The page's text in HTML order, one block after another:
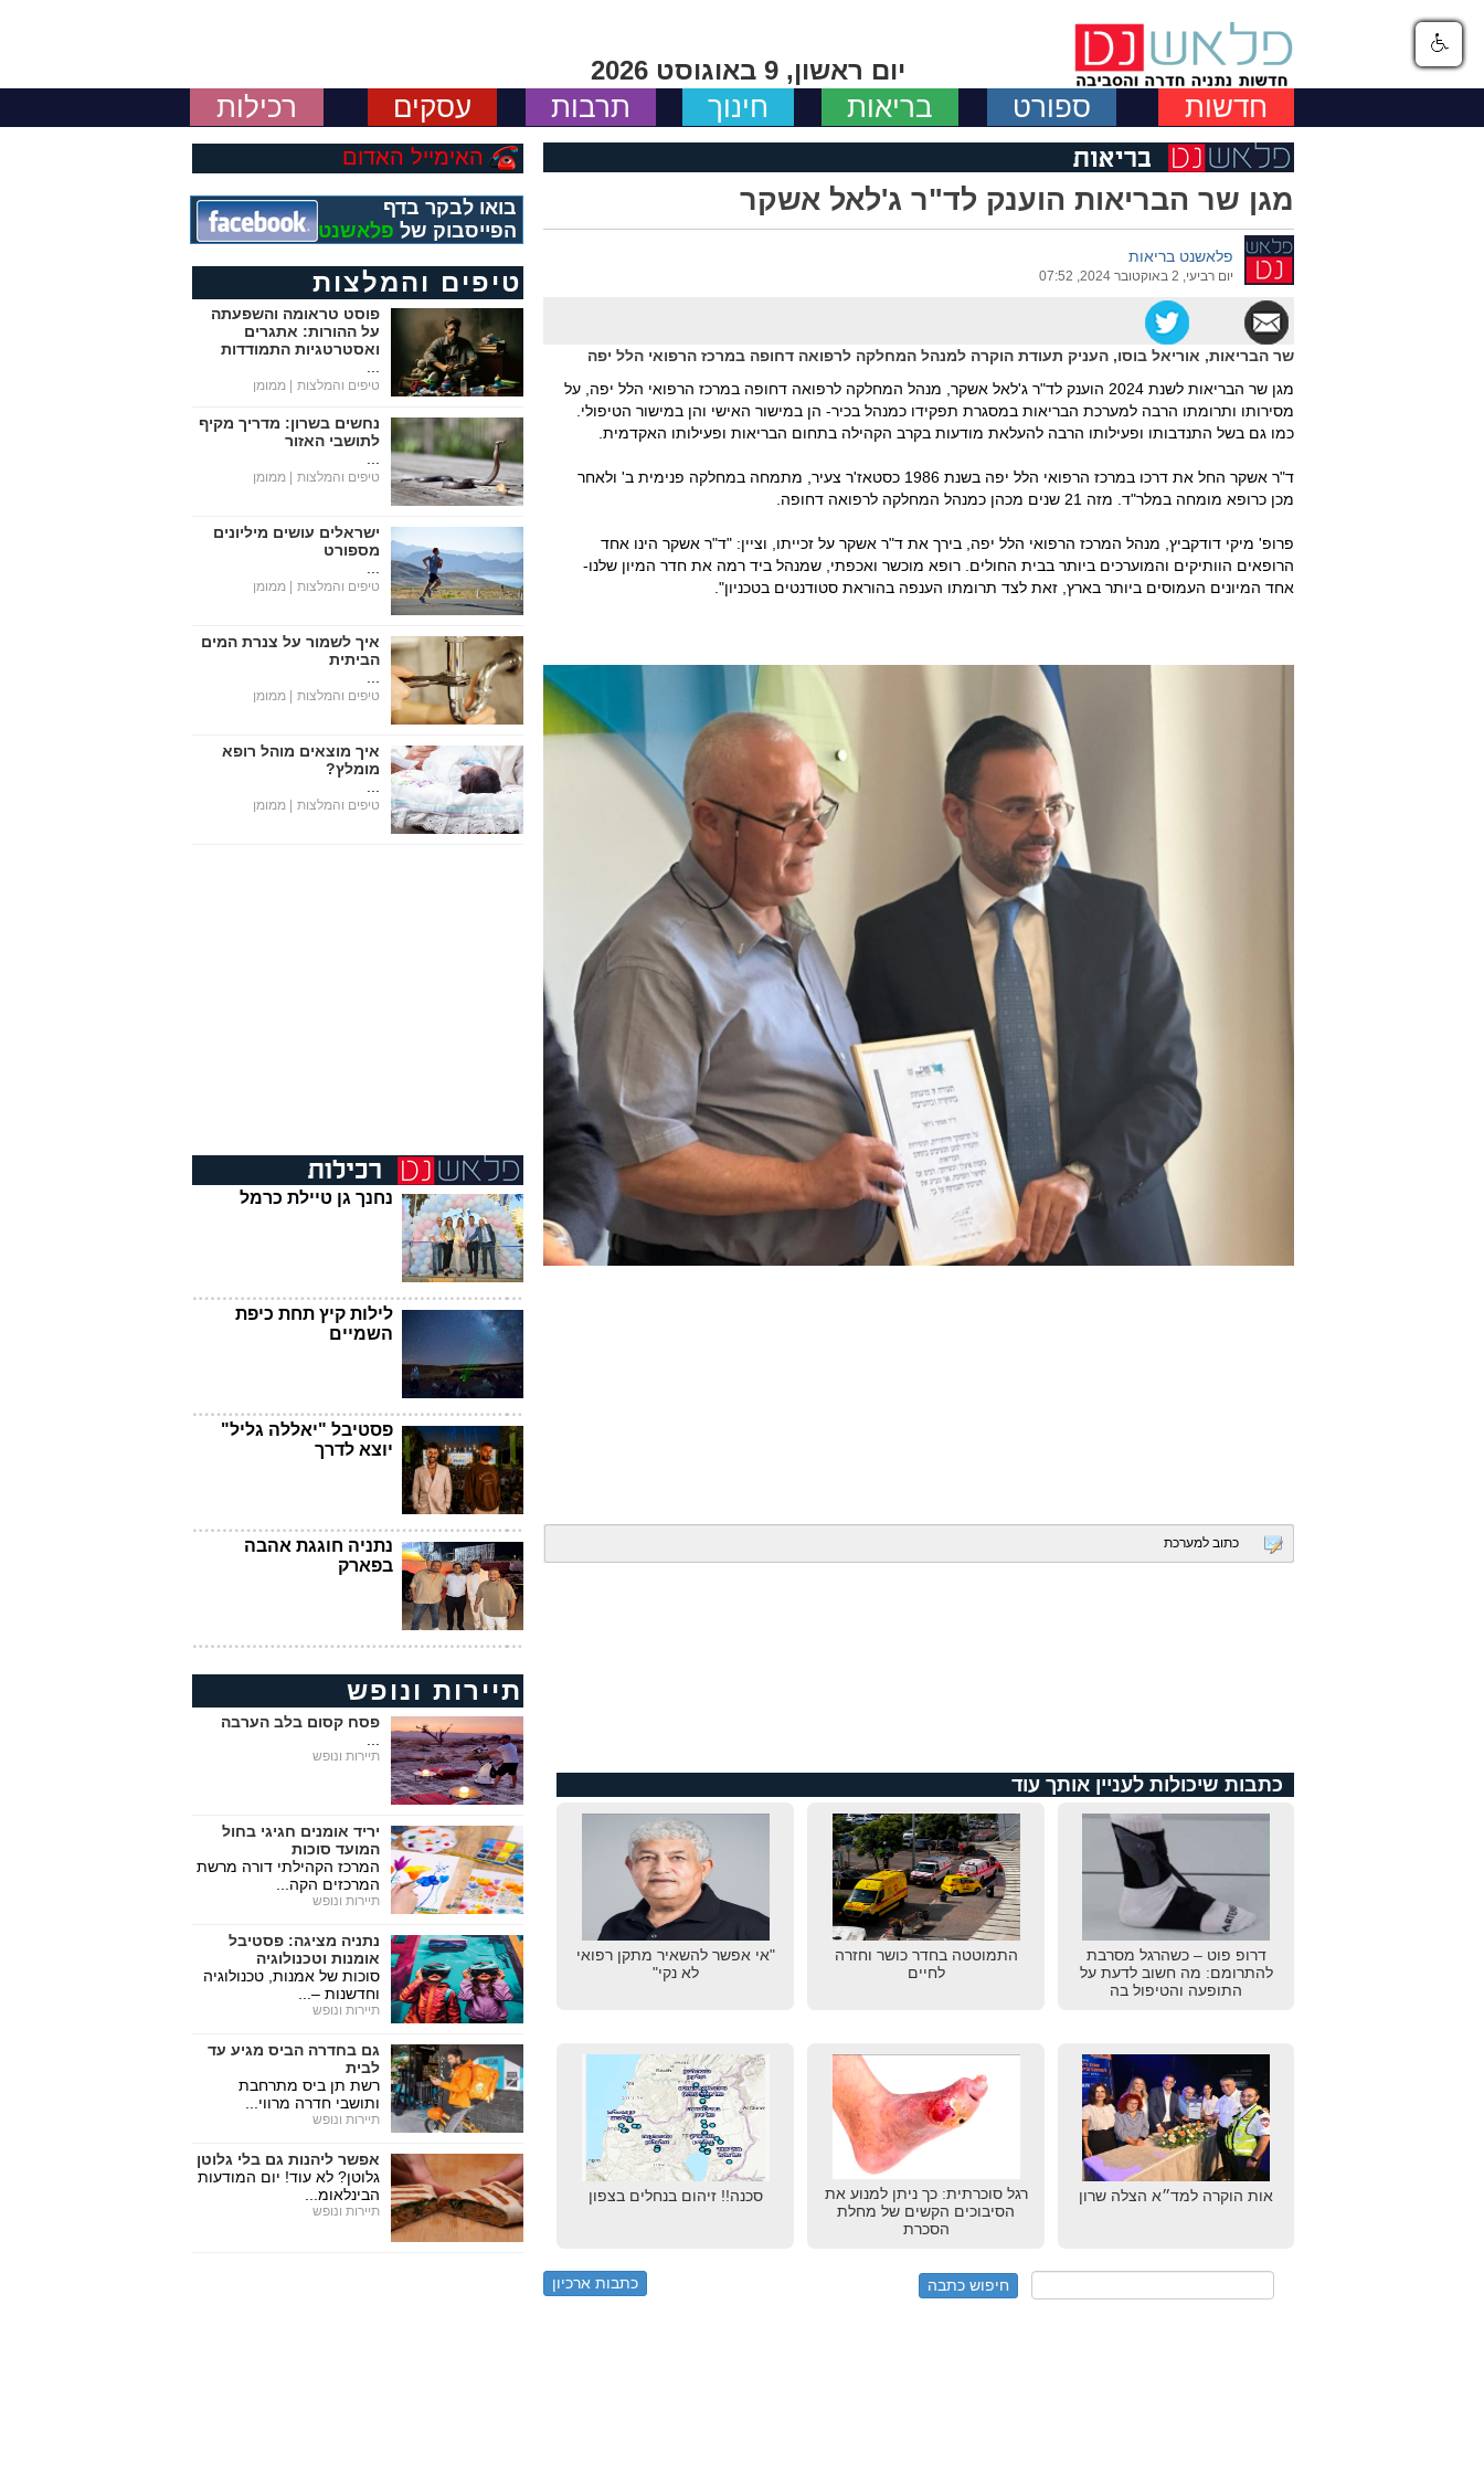
יום ראשון, 9 באוגוסט 2026
חדשות ספורט בריאות חינוך תרבות עסקים רכילות
מגן שר הבריאות הוענק לד"ר ג'לאל אשקר
פלאשנט בריאות
יום רביעי, 2 באוקטובר 2024, 07:52
שר הבריאות, אוריאל בוסו, העניק תעודת הוקרה למנהל המחלקה לרפואה דחופה במרכז הרפואי הלל יפה
מגן שר הבריאות לשנת 2024 הוענק לד"ר ג'לאל אשקר, מנהל המחלקה לרפואה דחופה במרכז הרפואי הלל יפה, על
מסירותו ותרומתו הרבה למערכת הבריאות במסגרת תפקידו כמנהל בכיר- הן במישור האישי והן במישור הטיפולי.
כמו גם בשל התנדבותו ופעילותו הרבה להעלאת מודעות בקרב הקהילה בתחום הבריאות ופעילותו האקדמית.
ד"ר אשקר החל את דרכו במרכז הרפואי הלל יפה בשנת 1986 כסטאז'ר צעיר, מתמחה במחלקה פנימית ב' ולאחר
מכן כרופא מומחה במלר"ד. מזה 21 שנים מכהן כמנהל המחלקה לרפואה דחופה.
פרופ' מיקי דודקביץ, מנהל המרכז הרפואי הלל יפה, בירך את ד"ר אשקר על זכייתו, וציין: "ד"ר אשקר הינו אחד
הרופאים הוותיקים והמוערכים ביותר בבית החולים. רופא מוכשר ואכפתי, שמנהל ביד רמה את חדר המיון שלנו-
אחד המיונים העמוסים ביותר בארץ, זאת לצד תרומתו הענפה בהוראת סטודנטים בטכניון".
כתוב למערכת
כתבות שיכולות לעניין אותך עוד
דרופ פוט – כשהרגל מסרבת
להתרומם: מה חשוב לדעת על
התופעה והטיפול בה
התמוטטה בחדר כושר וחזרה
לחיים
"אי אפשר להשאיר מתקן רפואי
לא נקי"
אות הוקרה למד״א הצלה שרון
רגל סוכרתית: כך ניתן למנוע את
הסיבוכים הקשים של מחלת
הסכרת
סכנה!! זיהום בנחלים בצפון
כתבות ארכיון
האימייל האדום
בואו לבקר בדף
הפייסבוק של פלאשנט
טיפים והמלצות
פוסט טראומה והשפעתה
על ההורות: אתגרים
ואסטרטגיות התמודדות
טיפים והמלצות | ממומן
נחשים בשרון: מדריך מקיף
לתושבי האזור
טיפים והמלצות | ממומן
ישראלים עושים מיליונים
מספורט
טיפים והמלצות | ממומן
איך לשמור על צנרת המים
הביתית
טיפים והמלצות | ממומן
איך מוצאים מוהל רופא
מומלץ?
טיפים והמלצות | ממומן
נחנך גן טיילת כרמל
לילות קיץ תחת כיפת
השמיים
פסטיבל "יאללה גליל"
יוצא לדרך
נתניה חוגגת אהבה
בפארק
תיירות ונופש
פסח קסום בלב הערבה
תיירות ונופש
יריד אומנים חגיגי בחול
המועד סוכות
המרכז הקהילתי דורה מרשת
המרכזים הקה...
תיירות ונופש
נתניה מציגה: פסטיבל
אומנות וטכנולוגיה
סוכות של אמנות, טכנולוגיה
וחדשנות –...
תיירות ונופש
גם בחדרה הביס מגיע עד
לבית
רשת תן ביס מתרחבת
ותושבי חדרה מרווי...
תיירות ונופש
אפשר ליהנות גם בלי גלוטן
גלוטן? לא עוד! יום המודעות
הבינלאומ...
תיירות ונופש